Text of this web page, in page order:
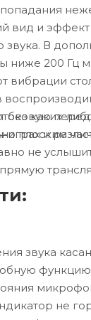
вид и
звука. В
ниже 200 Гц
вибрации
плоским
не
без каких-
играх и
звука
не